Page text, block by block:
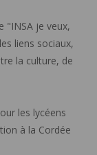
"INSA je veux,
liens sociaux,
la culture, de
les lycéens
à la Cordée